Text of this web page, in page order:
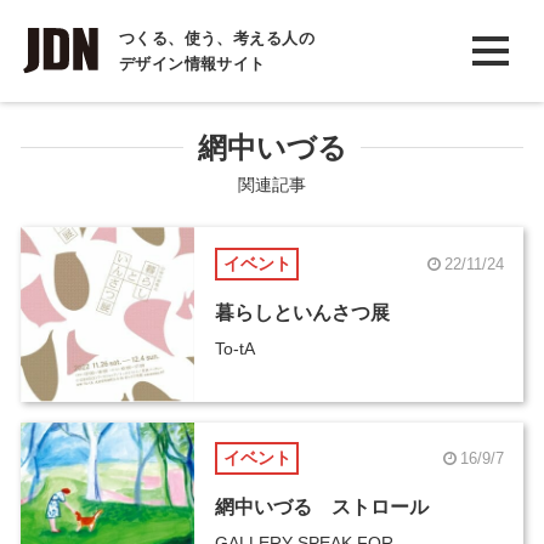
つくる、使う、考える人の
デザイン情報サイト
INTERVIEW
インタビュー
COLUMN
コラム
網中いづる
関連記事
イベント 22/11/24
暮らしといんさつ展
To-tA
イベント 16/9/7
網中いづる ストロール